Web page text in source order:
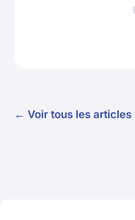
← Voir tous les articles